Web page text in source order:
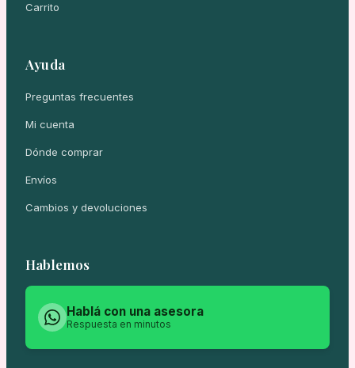
Carrito
Ayuda
Preguntas frecuentes
Mi cuenta
Dónde comprar
Envíos
Cambios y devoluciones
Hablemos
Hablá con una asesora
Respuesta en minutos